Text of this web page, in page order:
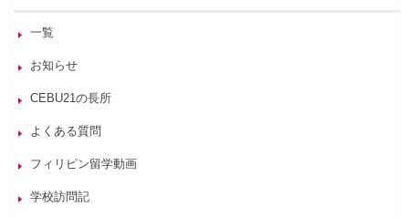
一覧
お知らせ
CEBU21の長所
よくある質問
フィリピン留学動画
学校訪問記